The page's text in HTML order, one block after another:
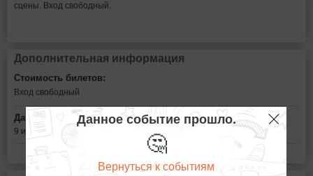
сцены. Вход свободный.
Дополнительная информация
Стоимость билетов:
Вход свободный
Дата:
9 июня в 18:00
Данное событие прошло.
🤔
Вернуться к событиям